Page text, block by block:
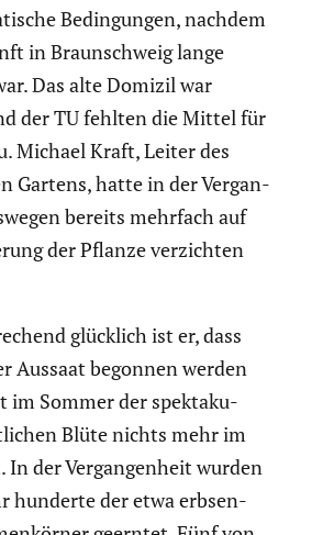
Bedin­gungen, nachdem
in Braun­schweig lange
Das alte Domizil war
der TU fehlten die Mittel für
Michael Kraft, Leiter des
Gartens, hatte in der Vergan­
bereits mehrfach auf
der Pflanze verzichten
glücklich ist er, dass
Aussaat begonnen werden
im Sommer der spekta­ku­
Blüte nichts mehr im
In der Vergan­gen­heit wurden
hunderte der etwa erbsen­